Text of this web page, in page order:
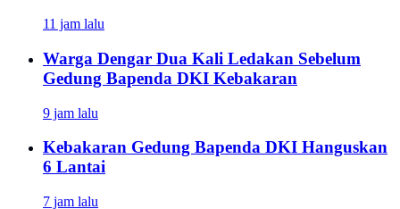
11 jam lalu
Warga Dengar Dua Kali Ledakan Sebelum
Gedung Bapenda DKI Kebakaran
9 jam lalu
Kebakaran Gedung Bapenda DKI Hanguskan
6 Lantai
7 jam lalu